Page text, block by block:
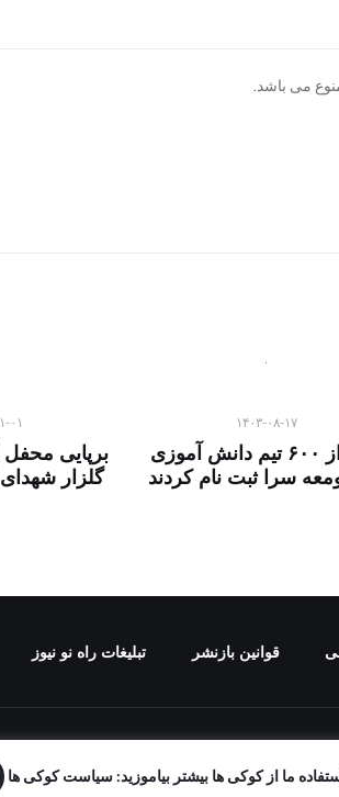
می باشد.
۱۴۰۳-۰۸-۱۷
بیش از ۶۰۰ تیم دانش آموزی
سرا ثبت نام کردند
برپایی محفل
گلزار
قوانین بازنشر تبلیغات راه نو نیوز
نیوز" محفوظ است و هرگونه کپی برداری
ما از کوکی ها بیشتر بیاموزید: سیاست کوکی ها